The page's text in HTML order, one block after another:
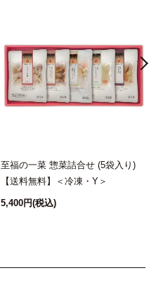
至福の一菜 惣菜詰合せ (5袋入り)
【送料無料】＜冷凍・Y＞
5,400円(税込)